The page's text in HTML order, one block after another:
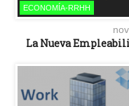
ECONOMÍA-RRHH
La Nueva